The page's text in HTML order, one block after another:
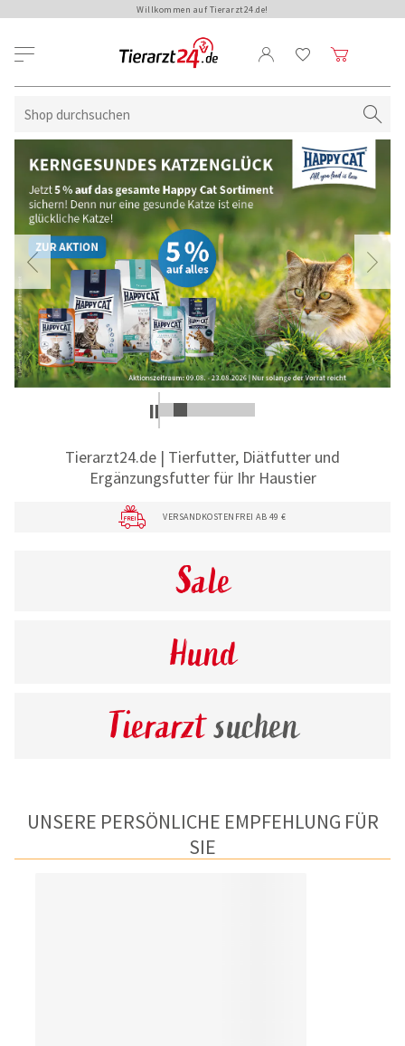
Willkommen auf Tierarzt24.de!
Tierarzt24.de | Tierfutter, Diätfutter und
Ergänzungsfutter für Ihr Haustier
VERSANDKOSTENFREI AB 49 €
Sale
Hund
Tierarztsuchen
UNSERE PERSÖNLICHE EMPFEHLUNG FÜR
SIE